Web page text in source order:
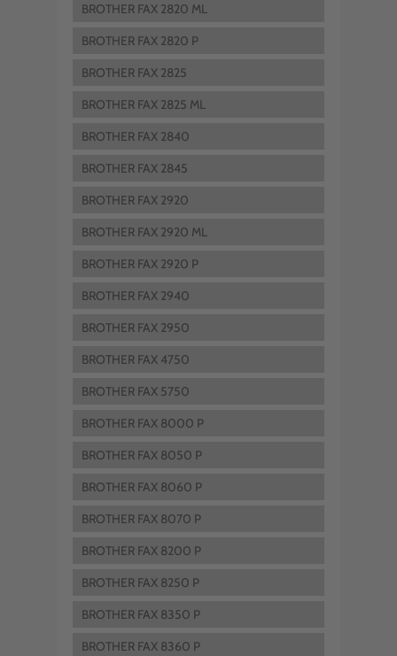
BROTHER FAX 2820 ML
BROTHER FAX 2820 P
BROTHER FAX 2825
BROTHER FAX 2825 ML
BROTHER FAX 2840
BROTHER FAX 2845
BROTHER FAX 2920
BROTHER FAX 2920 ML
BROTHER FAX 2920 P
BROTHER FAX 2940
BROTHER FAX 2950
BROTHER FAX 4750
BROTHER FAX 5750
BROTHER FAX 8000 P
BROTHER FAX 8050 P
BROTHER FAX 8060 P
BROTHER FAX 8070 P
BROTHER FAX 8200 P
BROTHER FAX 8250 P
BROTHER FAX 8350 P
BROTHER FAX 8360 P